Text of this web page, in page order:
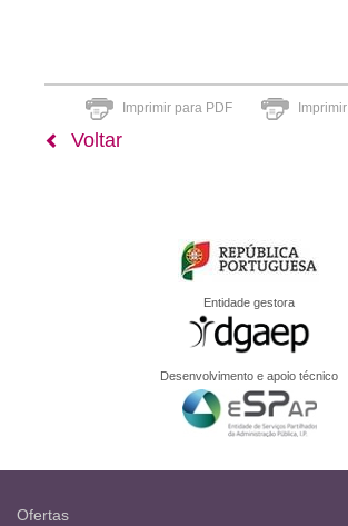
Imprimir para PDF Imprimir
Voltar
Entidade gestora
Desenvolvimento e apoio técnico
Ofertas